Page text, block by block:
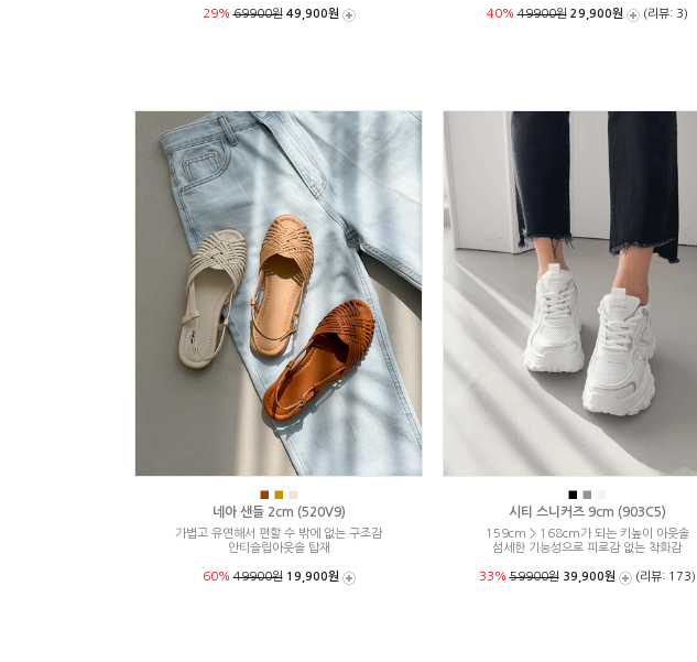
29%69900원 49,900원 40%49900원 29,900원 (리뷰: 3)
■ ■
네아 샌들 2cm (520V9)
가볍고 유연해서 편할 수 밖에 없는 구조감
안티슬립아웃솔 탑재
60%49900원 19,900원
■ ■
시티 스니커즈 9cm (903C5)
159cm > 168cm가 되는 키높이 아웃솔
섬세한 기능성으로 피로감 없는 착화감
33%59900원 39,900원 (리뷰: 173)